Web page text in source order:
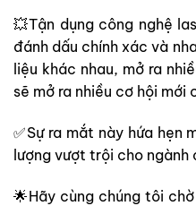
💥Tận dụng công nghệ
đánh dấu chính xác và
liệu khác nhau, mở ra
sẽ mở ra nhiều cơ hội mới
✅Sự ra mắt này hứa hẹn
lượng vượt trội cho ngành
🌟Hãy cùng chúng tôi